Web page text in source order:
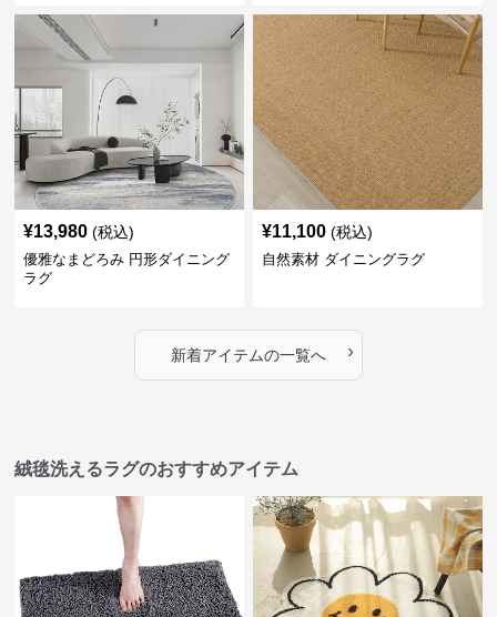
¥13,980 (税込)
優雅なまどろみ 円形ダイニング
ラグ
¥11,100 (税込)
自然素材 ダイニングラグ
新着アイテムの一覧へ ›
絨毯洗えるラグのおすすめアイテム